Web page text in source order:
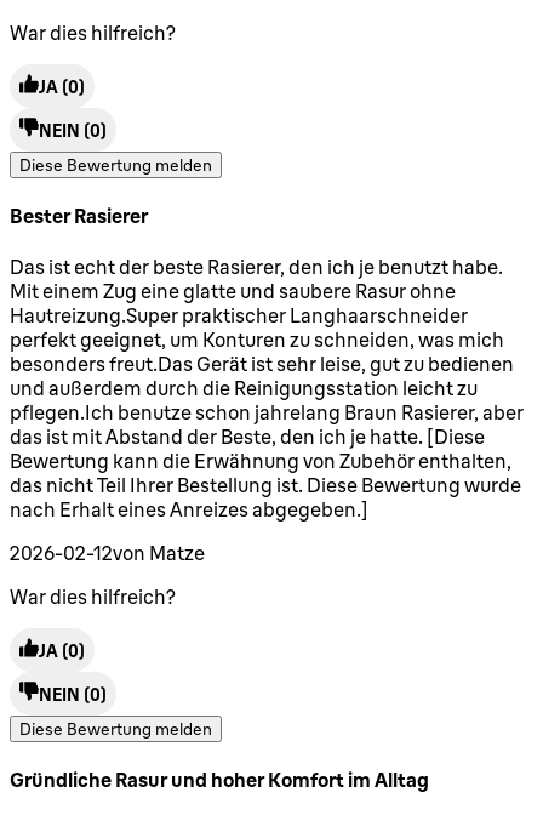
War dies hilfreich?
JA (0)
NEIN (0)
Diese Bewertung melden
Bester Rasierer
5 Sterne von maximal 5
Das ist echt der beste Rasierer, den ich je benutzt habe.
Mit einem Zug eine glatte und saubere Rasur ohne
Hautreizung.Super praktischer Langhaarschneider
perfekt geeignet, um Konturen zu schneiden, was mich
besonders freut.Das Gerät ist sehr leise, gut zu bedienen
und außerdem durch die Reinigungsstation leicht zu
pflegen.Ich benutze schon jahrelang Braun Rasierer, aber
das ist mit Abstand der Beste, den ich je hatte. [Diese
Bewertung kann die Erwähnung von Zubehör enthalten,
das nicht Teil Ihrer Bestellung ist. Diese Bewertung wurde
nach Erhalt eines Anreizes abgegeben.]
2026-02-12von Matze
War dies hilfreich?
JA (0)
NEIN (0)
Diese Bewertung melden
Gründliche Rasur und hoher Komfort im Alltag